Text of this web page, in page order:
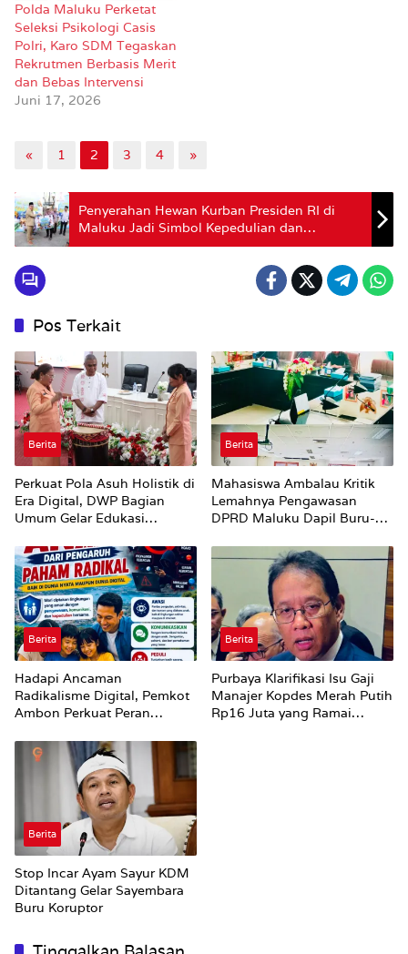
Polda Maluku Perketat
Seleksi Psikologi Casis
Polri, Karo SDM Tegaskan
Rekrutmen Berbasis Merit
dan Bebas Intervensi
Juni 17, 2026
« 1 2 3 4 »
Penyerahan Hewan Kurban Presiden RI di
Maluku Jadi Simbol Kepedulian dan
Persaudaraan, Kapolda: Keamanan Tumbuh
Pos Terkait
Berita
Perkuat Pola Asuh Holistik di
Era Digital, DWP Bagian
Umum Gelar Edukasi
Berita
Mahasiswa Ambalau Kritik
Lemahnya Pengawasan
DPRD Maluku Dapil Buru-
Perubahan Status Jalan
Berita
Hadapi Ancaman
Radikalisme Digital, Pemkot
Ambon Perkuat Peran
Berita
Purbaya Klarifikasi Isu Gaji
Manajer Kopdes Merah Putih
Rp16 Juta yang Ramai
Berita
Stop Incar Ayam Sayur KDM
Ditantang Gelar Sayembara
Buru Koruptor